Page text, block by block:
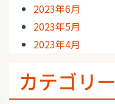
2023年6月
2023年5月
2023年4月
カテゴリー